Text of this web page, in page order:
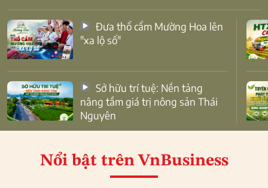
"xa lộ số"
nâng tầm giá trị nông sản Thái
Nguyên
Nổi bật trên VnBusiness